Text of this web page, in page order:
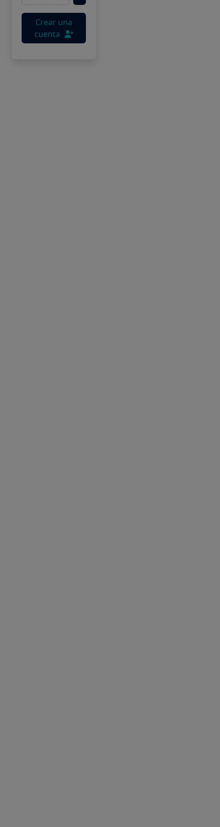
Crear una
cuenta